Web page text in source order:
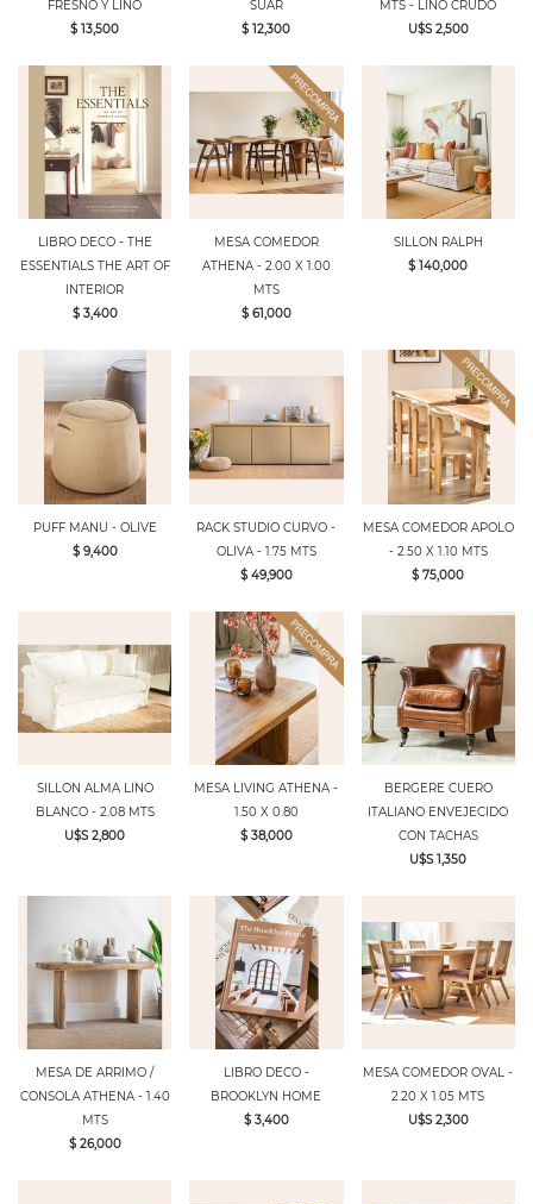
FRESNO Y LINO
$ 13,500
SUAR
$ 12,300
MTS - LINO CRUDO
U$S 2,500
LIBRO DECO - THE
ESSENTIALS THE ART OF
INTERIOR
$ 3,400
MESA COMEDOR
ATHENA - 2.00 X 1.00
MTS
$ 61,000
SILLON RALPH
$ 140,000
PUFF MANU - OLIVE
$ 9,400
RACK STUDIO CURVO -
OLIVA - 1.75 MTS
$ 49,900
MESA COMEDOR APOLO
- 2.50 X 1.10 MTS
$ 75,000
SILLON ALMA LINO
BLANCO - 2.08 MTS
U$S 2,800
MESA LIVING ATHENA -
1.50 X 0.80
$ 38,000
BERGERE CUERO
ITALIANO ENVEJECIDO
CON TACHAS
U$S 1,350
MESA DE ARRIMO /
CONSOLA ATHENA - 1.40
MTS
$ 26,000
LIBRO DECO -
BROOKLYN HOME
$ 3,400
MESA COMEDOR OVAL -
2.20 X 1.05 MTS
U$S 2,300